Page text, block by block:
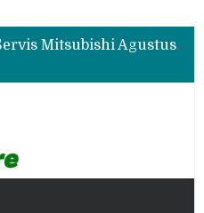
Bukan Cuma Layar 14,6 Inci, Ini Fitur Pintar Changan Nevo Q05 yang Dibanderol Rp309 Juta
Promo Servis Mitsubishi Agustus 2026, Ada Diskon ESP dan Bodi & Cat Kilau Merdeka
Bukan Cuma Layar 14,6 Inci, Ini Fitur Pintar Changan Nevo Q05 yang Dibanderol Rp309 Juta